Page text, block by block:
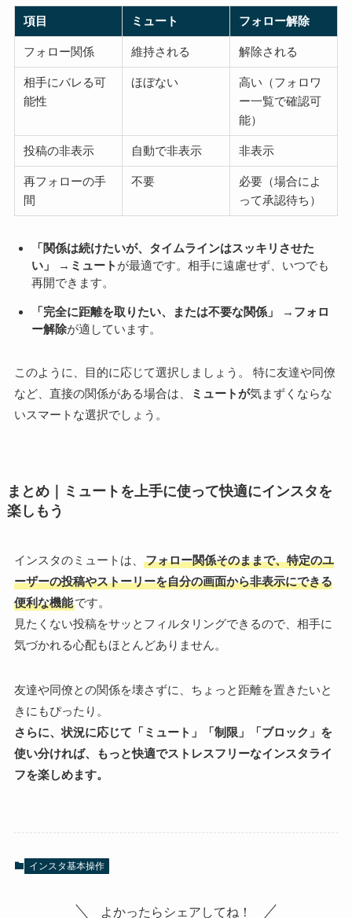
項目 ミュート フォロー解除
フォロー関係 維持される 解除される
相手にバレる可
能性
ほぼない
高い（フォロワ
ー一覧で確認可
能）
投稿の非表示 自動で非表示 非表示
再フォローの手
間
不要
必要（場合によ
って承認待ち）
「関係は続けたいが、タイムラインはスッキリさせた
い」
→ ミュート が最適です。相手に遠慮せず、いつでも
再開できます。
「完全に距離を取りたい、または不要な関係」 → フォロ
ー解除が適しています。
このように、目的に応じて選択しましょう。 特に友達や同僚
など、直接の関係がある場合は、
ミュートが気まずくならな
いスマートな選択でしょう。
まとめ｜ミュートを上手に使って快適にインスタを
楽しもう
インスタのミュートは、
フォロー関係そのままで、特定のユ
ーザーの投稿やストーリーを自分の画面から非表示にできる
便利な機能です。
見たくない投稿をサッとフィルタリングできるので、相手に
気づかれる心配もほとんどありません。
友達や同僚との関係を壊さずに、ちょっと距離を置きたいと
きにもぴったり。
さらに、状況に応じて「ミュート」「制限」「ブロック」を
使い分ければ、もっと快適でストレスフリーなインスタライ
フを楽しめます。
インスタ基本操作
よかったらシェアしてね！